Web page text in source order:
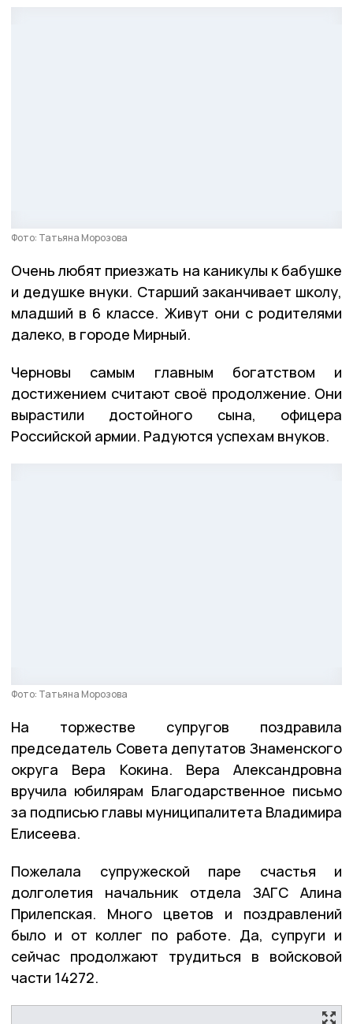
Фото: Татьяна Морозова
Очень любят приезжать на каникулы к бабушке
и дедушке внуки. Старший заканчивает школу,
младший в 6 классе. Живут они с родителями
далеко, в городе Мирный.
Черновы самым главным богатством и
достижением считают своё продолжение. Они
вырастили достойного сына, офицера
Российской армии. Радуются успехам внуков.
Фото: Татьяна Морозова
На торжестве супругов поздравила
председатель Совета депутатов Знаменского
округа Вера Кокина. Вера Александровна
вручила юбилярам Благодарственное письмо
за подписью главы муниципалитета Владимира
Елисеева.
Пожелала супружеской паре счастья и
долголетия начальник отдела ЗАГС Алина
Прилепская. Много цветов и поздравлений
было и от коллег по работе. Да, супруги и
сейчас продолжают трудиться в войсковой
части 14272.